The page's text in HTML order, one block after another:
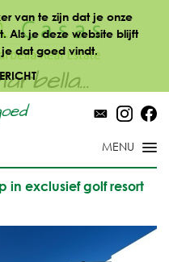
van te zijn dat je onze
Als je deze website blijft
dat goed vindt.
in exclusief golf resort